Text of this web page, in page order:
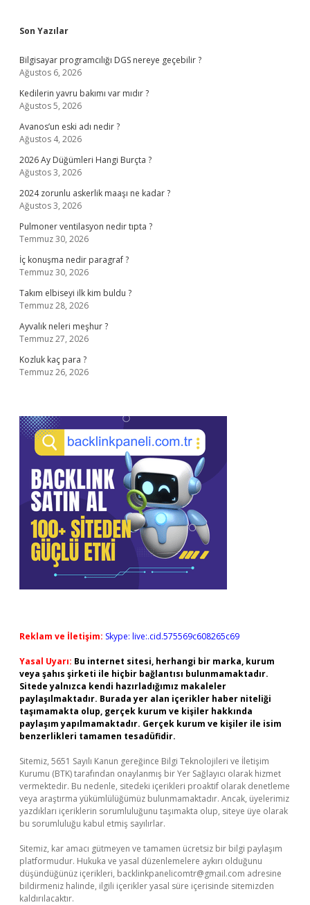
Sidebar
Son Yazılar
Bilgisayar programcılığı DGS nereye geçebilir ?
Ağustos 6, 2026
Kedilerin yavru bakımı var mıdır ?
Ağustos 5, 2026
Avanos’un eski adı nedir ?
Ağustos 4, 2026
2026 Ay Düğümleri Hangi Burçta ?
Ağustos 3, 2026
2024 zorunlu askerlik maaşı ne kadar ?
Ağustos 3, 2026
Pulmoner ventilasyon nedir tıpta ?
Temmuz 30, 2026
İç konuşma nedir paragraf ?
Temmuz 30, 2026
Takım elbiseyi ilk kim buldu ?
Temmuz 28, 2026
Ayvalık neleri meşhur ?
Temmuz 27, 2026
Kozluk kaç para ?
Temmuz 26, 2026
Reklam ve İletişim: Skype: live:.cid.575569c608265c69
Yasal Uyarı: Bu internet sitesi, herhangi bir marka, kurum
veya şahıs şirketi ile hiçbir bağlantısı bulunmamaktadır.
Sitede yalnızca kendi hazırladığımız makaleler
paylaşılmaktadır. Burada yer alan içerikler haber niteliği
taşımamakta olup, gerçek kurum ve kişiler hakkında
paylaşım yapılmamaktadır. Gerçek kurum ve kişiler ile isim
benzerlikleri tamamen tesadüfidir.
Sitemiz, 5651 Sayılı Kanun gereğince Bilgi Teknolojileri ve İletişim
Kurumu (BTK) tarafından onaylanmış bir Yer Sağlayıcı olarak hizmet
vermektedir. Bu nedenle, sitedeki içerikleri proaktif olarak denetleme
veya araştırma yükümlülüğümüz bulunmamaktadır. Ancak, üyelerimiz
yazdıkları içeriklerin sorumluluğunu taşımakta olup, siteye üye olarak
bu sorumluluğu kabul etmiş sayılırlar.
Sitemiz, kar amacı gütmeyen ve tamamen ücretsiz bir bilgi paylaşım
platformudur. Hukuka ve yasal düzenlemelere aykırı olduğunu
düşündüğünüz içerikleri, backlinkpanelicomtr@gmail.com adresine
bildirmeniz halinde, ilgili içerikler yasal süre içerisinde sitemizden
kaldırılacaktır.